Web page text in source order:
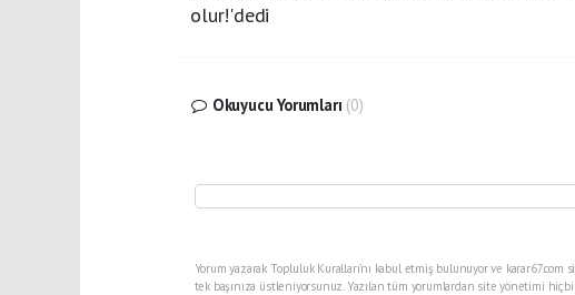
olur!'dedi
Okuyucu Yorumları (0)
Yorum yazarak Topluluk Kuralları’nı kabul etmiş bulunuyor ve
tek başınıza üstleniyorsunuz. Yazılan tüm yorumlardan site yönetimi